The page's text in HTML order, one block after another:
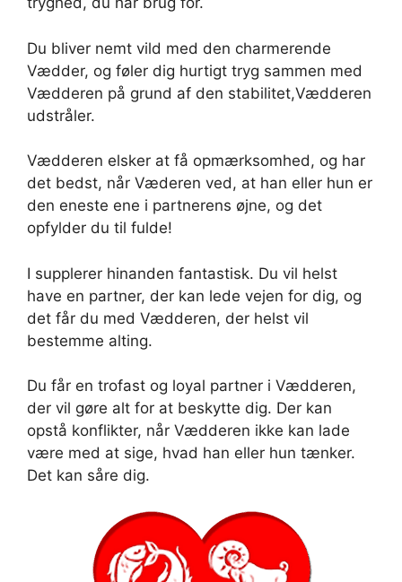
Du bliver nemt vild med den charmerende
Vædder, og føler dig hurtigt tryg sammen med
Vædderen på grund af den stabilitet,Vædderen
udstråler.
Vædderen elsker at få opmærksomhed, og har
det bedst, når Væderen ved, at han eller hun er
den eneste ene i partnerens øjne, og det
opfylder du til fulde!
I supplerer hinanden fantastisk. Du vil helst
have en partner, der kan lede vejen for dig, og
det får du med Vædderen, der helst vil
bestemme alting.
Du får en trofast og loyal partner i Vædderen,
der vil gøre alt for at beskytte dig. Der kan
opstå konflikter, når Vædderen ikke kan lade
være med at sige, hvad han eller hun tænker.
Det kan såre dig.